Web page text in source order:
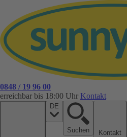
0848 / 19 96 00
erreichbar bis 18:00 Uhr Kontakt
DE
Suchen